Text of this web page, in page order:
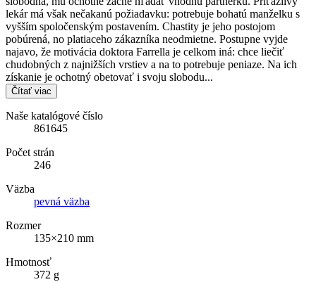
lekár má však nečakanú požiadavku: potrebuje bohatú manželku s
vyšším spoločenským postavením. Chastity je jeho postojom
pobúrená, no platiaceho zákazníka neodmietne. Postupne vyjde
najavo, že motivácia doktora Farrella je celkom iná: chce liečiť
chudobných z najnižších vrstiev a na to potrebuje peniaze. Na ich
získanie je ochotný obetovať i svoju slobodu...
Čítať viac
Naše katalógové číslo
861645
Počet strán
246
Väzba
pevná väzba
Rozmer
135×210 mm
Hmotnosť
372 g